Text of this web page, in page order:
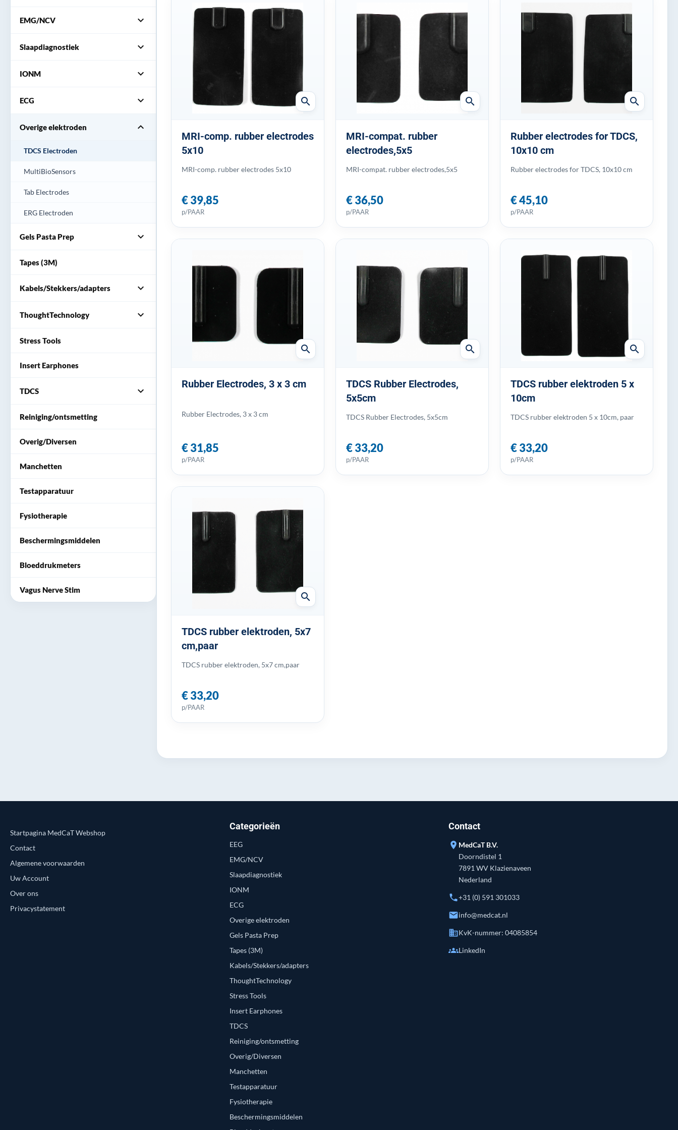
EMG/NCV expand_more
Slaapdiagnostiek expand_more
IONM expand_more
ECG expand_more
Overige elektroden expand_more
TDCS Electroden
MultiBioSensors
Tab Electrodes
ERG Electroden
Gels Pasta Prep expand_more
Tapes (3M)
Kabels/Stekkers/adapters expand_more
ThoughtTechnology expand_more
Stress Tools
Insert Earphones
TDCS expand_more
Reiniging/ontsmetting
Overig/Diversen
Manchetten
Testapparatuur
Fysiotherapie
Beschermingsmiddelen
Bloeddrukmeters
Vagus Nerve Stim
search
MRI-comp. rubber electrodes
5x10
MRI-comp. rubber electrodes 5x10
€ 39,85
p/PAAR
search
MRI-compat. rubber
electrodes,5x5
MRI-compat. rubber electrodes,5x5
€ 36,50
p/PAAR
search
Rubber electrodes for TDCS,
10x10 cm
Rubber electrodes for TDCS, 10x10 cm
€ 45,10
p/PAAR
search
Rubber Electrodes, 3 x 3 cm
Rubber Electrodes, 3 x 3 cm
€ 31,85
p/PAAR
search
TDCS Rubber Electrodes,
5x5cm
TDCS Rubber Electrodes, 5x5cm
€ 33,20
p/PAAR
search
TDCS rubber elektroden 5 x
10cm
TDCS rubber elektroden 5 x 10cm, paar
€ 33,20
p/PAAR
search
TDCS rubber elektroden, 5x7
cm,paar
TDCS rubber elektroden, 5x7 cm,paar
€ 33,20
p/PAAR
Startpagina MedCaT Webshop
Contact
Algemene voorwaarden
Uw Account
Over ons
Privacystatement
Categorieën
EEG
EMG/NCV
Slaapdiagnostiek
IONM
ECG
Overige elektroden
Gels Pasta Prep
Tapes (3M)
Kabels/Stekkers/adapters
ThoughtTechnology
Stress Tools
Insert Earphones
TDCS
Reiniging/ontsmetting
Overig/Diversen
Manchetten
Testapparatuur
Fysiotherapie
Beschermingsmiddelen
Contact
location_on MedCaT B.V.
Doorndistel 1
7891 WV Klazienaveen
Nederland
phone+31 (0) 591 301033
emailinfo@medcat.nl
businessKvK-nummer: 04085854
groupsLinkedIn